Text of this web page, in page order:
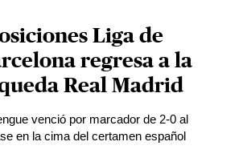
Liga de
regresa a la
Real Madrid
venció por marcador de 2-0 al
en la cima del certamen español